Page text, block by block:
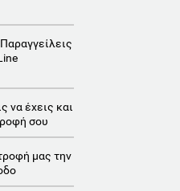
να έχεις και
σου
μας την